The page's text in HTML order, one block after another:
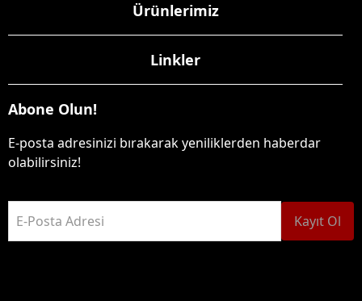
Ürünlerimiz
Linkler
Abone Olun!
E-posta adresinizi bırakarak yeniliklerden haberdar
olabilirsiniz!
E-Posta Adresi Kayıt Ol